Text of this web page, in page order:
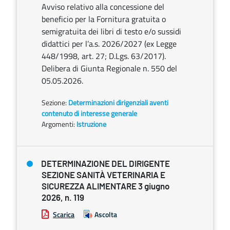
Avviso relativo alla concessione del
beneficio per la Fornitura gratuita o
semigratuita dei libri di testo e/o sussidi
didattici per l’a.s. 2026/2027 (ex Legge
448/1998, art. 27; D.Lgs. 63/2017).
Delibera di Giunta Regionale n. 550 del
05.05.2026.
Sezione: Determinazioni dirigenziali aventi
contenuto di interesse generale
Argomenti: Istruzione
DETERMINAZIONE DEL DIRIGENTE
SEZIONE SANITÀ VETERINARIA E
SICUREZZA ALIMENTARE 3 giugno
2026, n. 119
Scarica Ascolta